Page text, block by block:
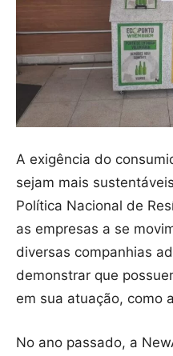
A exigência do
sejam mais
Política Nacional de
as empresas a se
diversas companhias
demonstrar que
em sua atuação, como
No ano passado, a